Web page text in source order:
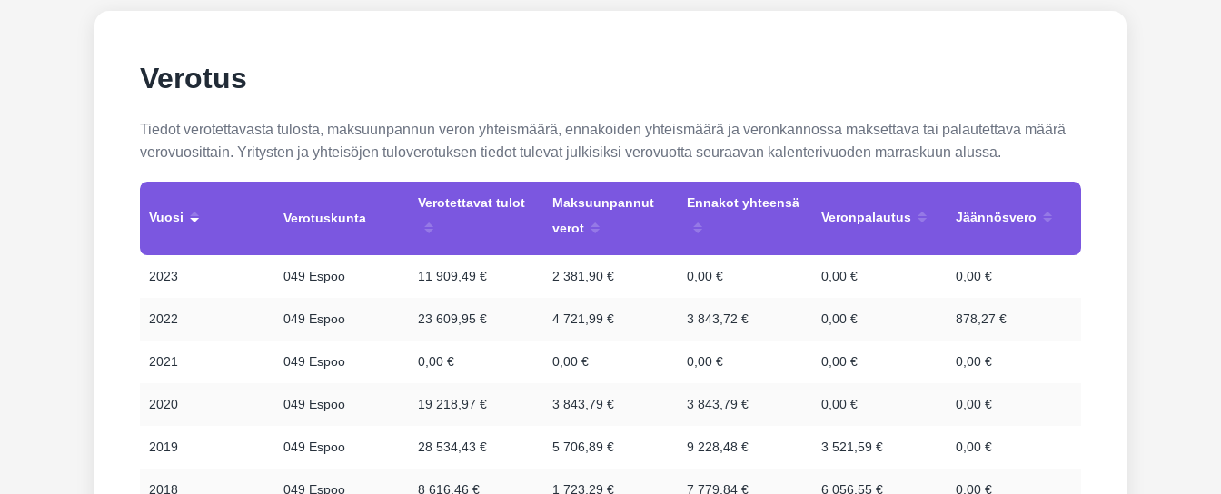
Verotus
Tiedot verotettavasta tulosta, maksuunpannun veron yhteismäärä, ennakoiden yhteismäärä ja veronkannossa maksettava tai palautettava määrä
verovuosittain. Yritysten ja yhteisöjen tuloverotuksen tiedot tulevat julkisiksi verovuotta seuraavan kalenterivuoden marraskuun alussa.
Vuosi Verotuskunta
Verotettavat tulot
Maksuunpannut
verot
Ennakot yhteensä
Veronpalautus
Jäännösvero
2023 049 Espoo 11 909,49 € 2 381,90 € 0,00 € 0,00 € 0,00 €
2022 049 Espoo 23 609,95 € 4 721,99 € 3 843,72 € 0,00 € 878,27 €
2021 049 Espoo 0,00 € 0,00 € 0,00 € 0,00 € 0,00 €
2020 049 Espoo 19 218,97 € 3 843,79 € 3 843,79 € 0,00 € 0,00 €
2019 049 Espoo 28 534,43 € 5 706,89 € 9 228,48 € 3 521,59 € 0,00 €
2018 049 Espoo 8 616,46 € 1 723,29 € 7 779,84 € 6 056,55 € 0,00 €